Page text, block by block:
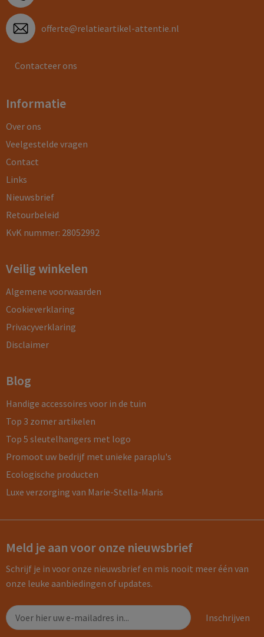
offerte@relatieartikel-attentie.nl
Contacteer ons
Informatie
Over ons
Veelgestelde vragen
Contact
Links
Nieuwsbrief
Retourbeleid
KvK nummer: 28052992
Veilig winkelen
Algemene voorwaarden
Cookieverklaring
Privacyverklaring
Disclaimer
Blog
Handige accessoires voor in de tuin
Top 3 zomer artikelen
Top 5 sleutelhangers met logo
Promoot uw bedrijf met unieke paraplu's
Ecologische producten
Luxe verzorging van Marie-Stella-Maris
Meld je aan voor onze nieuwsbrief
Schrijf je in voor onze nieuwsbrief en mis nooit meer één van
onze leuke aanbiedingen of updates.